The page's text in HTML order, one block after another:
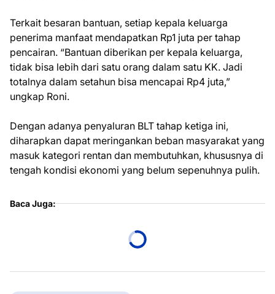
Terkait besaran bantuan, setiap kepala keluarga
penerima manfaat mendapatkan Rp1 juta per tahap
pencairan. “Bantuan diberikan per kepala keluarga,
tidak bisa lebih dari satu orang dalam satu KK. Jadi
totalnya dalam setahun bisa mencapai Rp4 juta,”
ungkap Roni.
Dengan adanya penyaluran BLT tahap ketiga ini,
diharapkan dapat meringankan beban masyarakat yang
masuk kategori rentan dan membutuhkan, khususnya di
tengah kondisi ekonomi yang belum sepenuhnya pulih.
Baca Juga: